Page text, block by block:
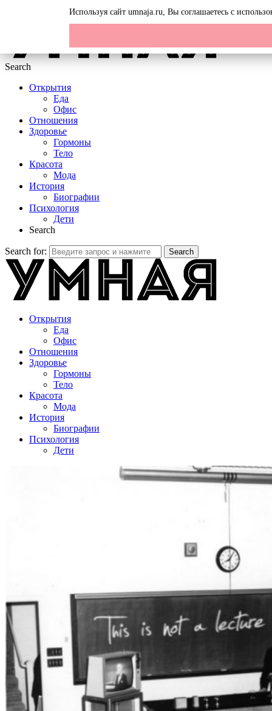
Search
Открытия
Еда
Офис
Отношения
Здоровье
Гормоны
Тело
Красота
Мода
История
Биографии
Психология
Дети
Search
Search for: Search
Открытия
Еда
Офис
Отношения
Здоровье
Гормоны
Тело
Красота
Мода
История
Биографии
Психология
Дети
Используя сайт umnaja.ru, Вы соглашаетесь с